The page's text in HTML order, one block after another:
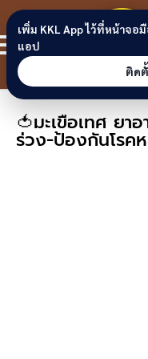
Skip to content
🍅มะเขือเทศ ย
ร่วง-ป้องกันโรค
เพิ่ม KKL App ไว้ที่หน้าจอ
แอป
ติดตั้